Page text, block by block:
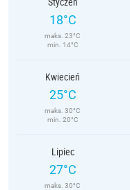
18°C
maks. 23°C
min. 14°C
Kwiecień
25°C
maks. 30°C
min. 20°C
Lipiec
27°C
maks. 30°C